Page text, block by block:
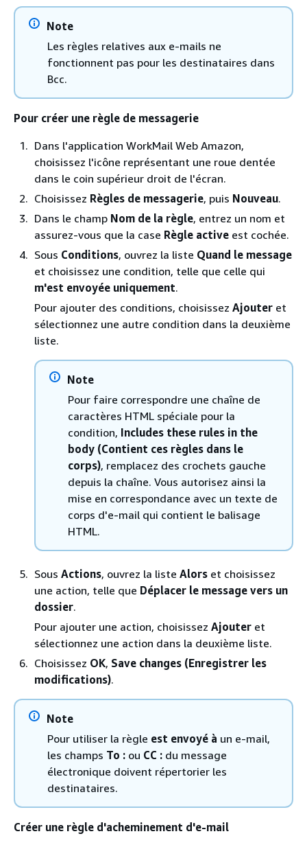
Note
Les règles relatives aux e-mails ne
fonctionnent pas pour les destinataires dans
Bcc.
Pour créer une règle de messagerie
Dans l'application WorkMail Web Amazon,
choisissez l'icône représentant une roue dentée
dans le coin supérieur droit de l'écran.
Choisissez Règles de messagerie, puis Nouveau.
Dans le champ Nom de la règle, entrez un nom et
assurez-vous que la case Règle active est cochée.
Sous Conditions, ouvrez la liste Quand le message
et choisissez une condition, telle que celle qui
m'est envoyée uniquement.
Pour ajouter des conditions, choisissez Ajouter et
sélectionnez une autre condition dans la deuxième
liste.
Note
Pour faire correspondre une chaîne de
caractères HTML spéciale pour la
condition, Includes these rules in the
body (Contient ces règles dans le
corps), remplacez des crochets gauche
depuis la chaîne. Vous autorisez ainsi la
mise en correspondance avec un texte de
corps d'e-mail qui contient le balisage
HTML.
Sous Actions, ouvrez la liste Alors et choisissez
une action, telle que Déplacer le message vers un
dossier.
Pour ajouter une action, choisissez Ajouter et
sélectionnez une action dans la deuxième liste.
Choisissez OK, Save changes (Enregistrer les
modifications).
Note
Pour utiliser la règle est envoyé à un e-mail,
les champs To : ou CC : du message
électronique doivent répertorier les
destinataires.
Créer une règle d'acheminement d'e-mail